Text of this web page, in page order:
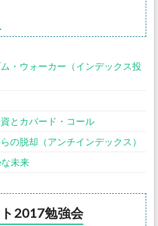
・ウォーカー（インデックス投
とカバード・コール
の脱却（アンチインデックス）
未来
2017勉強会